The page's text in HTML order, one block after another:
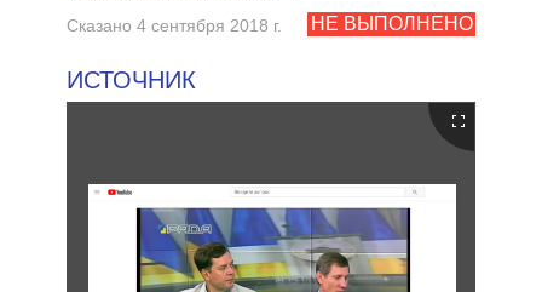
НЕ ВЫПОЛНЕНО
Сказано 4 сентября 2018 г.
ИСТОЧНИК